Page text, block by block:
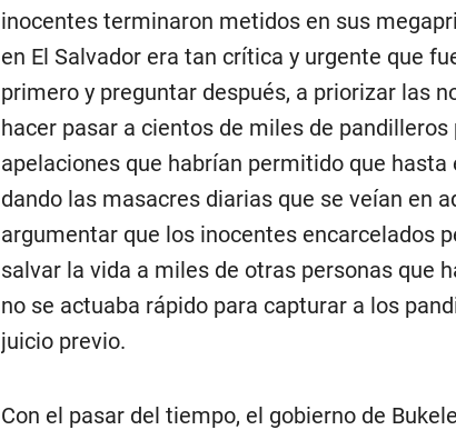
inocentes terminaron metidos en sus
en El Salvador era tan crítica y urgente que
primero y preguntar después, a priorizar las
hacer pasar a cientos de miles de
apelaciones que habrían permitido que hasta
dando las masacres diarias que se veían en
argumentar que los inocentes encarcelados
salvar la vida a miles de otras personas que
no se actuaba rápido para capturar a los
juicio previo.
Con el pasar del tiempo, el gobierno de